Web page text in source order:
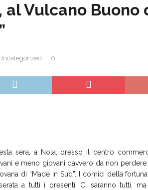
al Vulcano Buono
0
sera, a Nola, presso il centro
e meno giovani davvero da non
di “Made in Sud”. I comici della
a tutti i presenti. Ci saranno tutti,